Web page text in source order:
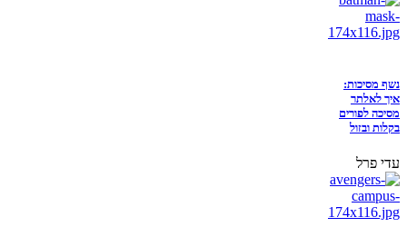
נשף מסיכות:
איך לאלתר
מסיכה לפורים
בקלות ובזול
עדי פרל